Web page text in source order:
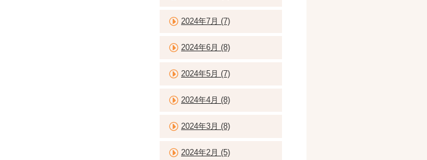
2024年7月 (7)
2024年6月 (8)
2024年5月 (7)
2024年4月 (8)
2024年3月 (8)
2024年2月 (5)